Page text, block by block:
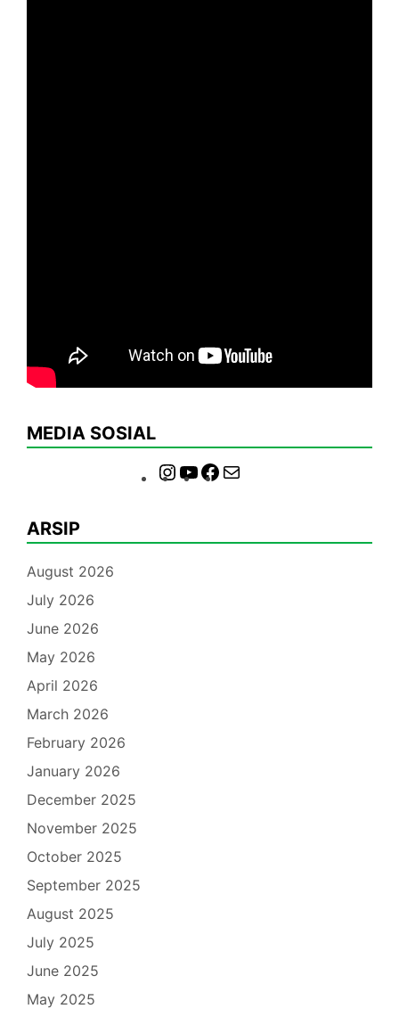
MEDIA SOSIAL
Instagram
YouTubeFacebook
ARSIP
August 2026
July 2026
June 2026
May 2026
April 2026
March 2026
February 2026
January 2026
December 2025
November 2025
October 2025
September 2025
August 2025
July 2025
June 2025
May 2025